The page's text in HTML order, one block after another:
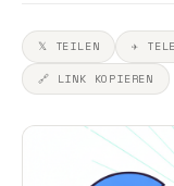
𝕏 TEILEN ✈
🔗 LINK KOPIEREN